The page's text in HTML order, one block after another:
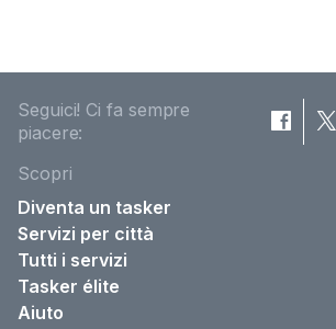
Seguici! Ci fa sempre
piacere:
Scopri
Diventa un tasker
Servizi per città
Tutti i servizi
Tasker élite
Aiuto